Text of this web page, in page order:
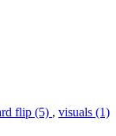
flip (5) , visuals (1)